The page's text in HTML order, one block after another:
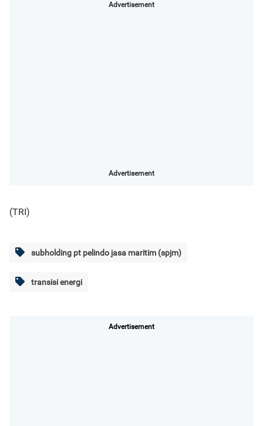
Advertisement
Advertisement
(TRI)
subholding pt pelindo jasa maritim (spjm)
transisi energi
Advertisement